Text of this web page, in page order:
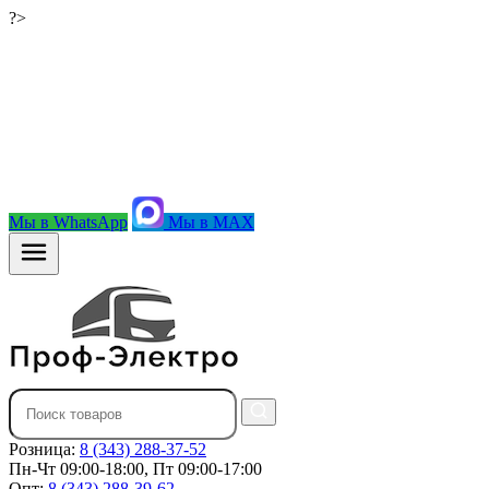
?>
Мы в WhatsApp Мы в MAX
Розница: 8 (343) 288-37-52
Пн-Чт 09:00-18:00, Пт 09:00-17:00